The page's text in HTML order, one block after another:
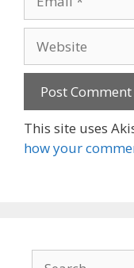
This site uses
how your